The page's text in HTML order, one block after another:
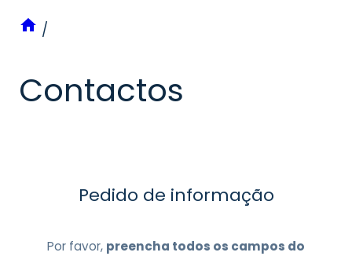
/
Contactos
Pedido de informação
Por favor, preencha todos os campos do